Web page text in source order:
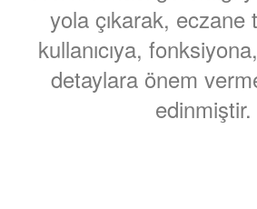
yola çıkarak, eczane
kullanıcıya,
detaylara önem
edinmiştir.